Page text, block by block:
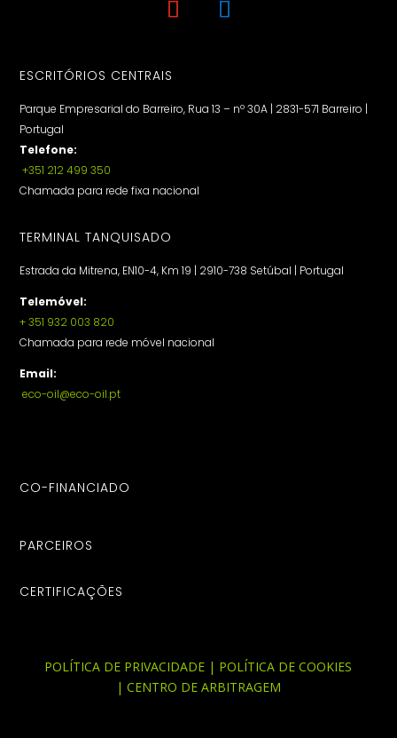
ESCRITÓRIOS CENTRAIS
Parque Empresarial do Barreiro, Rua 13 – nº 30A | 2831-571 Barreiro |
Portugal
Telefone:
+351 212 499 350
Chamada para rede fixa nacional
TERMINAL TANQUISADO
Estrada da Mitrena, EN10-4, Km 19 | 2910-738 Setúbal | Portugal
Telemóvel:
+ 351 932 003 820
Chamada para rede móvel nacional
Email:
eco-oil@eco-oil.pt
CO-FINANCIADO
PARCEIROS
CERTIFICAÇÕES
POLÍTICA DE PRIVACIDADE | POLÍTICA DE COOKIES
| CENTRO DE ARBITRAGEM